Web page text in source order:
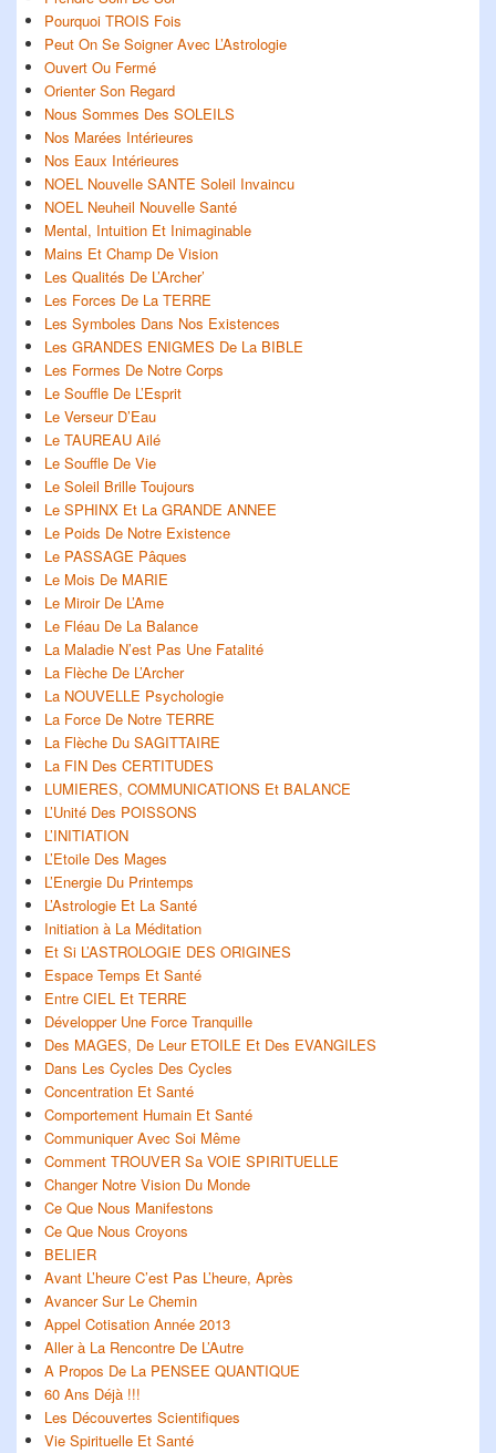
Pourquoi TROIS Fois
Peut On Se Soigner Avec L’Astrologie
Ouvert Ou Fermé
Orienter Son Regard
Nous Sommes Des SOLEILS
Nos Marées Intérieures
Nos Eaux Intérieures
NOEL Nouvelle SANTE Soleil Invaincu
NOEL Neuheil Nouvelle Santé
Mental, Intuition Et Inimaginable
Mains Et Champ De Vision
Les Qualités De L’Archer’
Les Forces De La TERRE
Les Symboles Dans Nos Existences
Les GRANDES ENIGMES De La BIBLE
Les Formes De Notre Corps
Le Souffle De L’Esprit
Le Verseur D’Eau
Le TAUREAU Ailé
Le Souffle De Vie
Le Soleil Brille Toujours
Le SPHINX Et La GRANDE ANNEE
Le Poids De Notre Existence
Le PASSAGE Pâques
Le Mois De MARIE
Le Miroir De L’Ame
Le Fléau De La Balance
La Maladie N’est Pas Une Fatalité
La Flèche De L’Archer
La NOUVELLE Psychologie
La Force De Notre TERRE
La Flèche Du SAGITTAIRE
La FIN Des CERTITUDES
LUMIERES, COMMUNICATIONS Et BALANCE
L’Unité Des POISSONS
L’INITIATION
L’Etoile Des Mages
L’Energie Du Printemps
L’Astrologie Et La Santé
Initiation à La Méditation
Et Si L’ASTROLOGIE DES ORIGINES
Espace Temps Et Santé
Entre CIEL Et TERRE
Développer Une Force Tranquille
Des MAGES, De Leur ETOILE Et Des EVANGILES
Dans Les Cycles Des Cycles
Concentration Et Santé
Comportement Humain Et Santé
Communiquer Avec Soi Même
Comment TROUVER Sa VOIE SPIRITUELLE
Changer Notre Vision Du Monde
Ce Que Nous Manifestons
Ce Que Nous Croyons
BELIER
Avant L’heure C’est Pas L’heure, Après
Avancer Sur Le Chemin
Appel Cotisation Année 2013
Aller à La Rencontre De L’Autre
A Propos De La PENSEE QUANTIQUE
60 Ans Déjà !!!
Les Découvertes Scientifiques
Vie Spirituelle Et Santé